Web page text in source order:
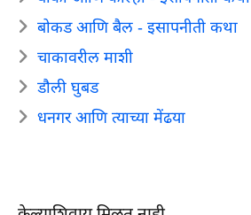
बोकड आणि बैल - इसापनीती कथा
चाकावरील माशी
डौली घुबड
धनगर आणि त्याच्या मेंढया